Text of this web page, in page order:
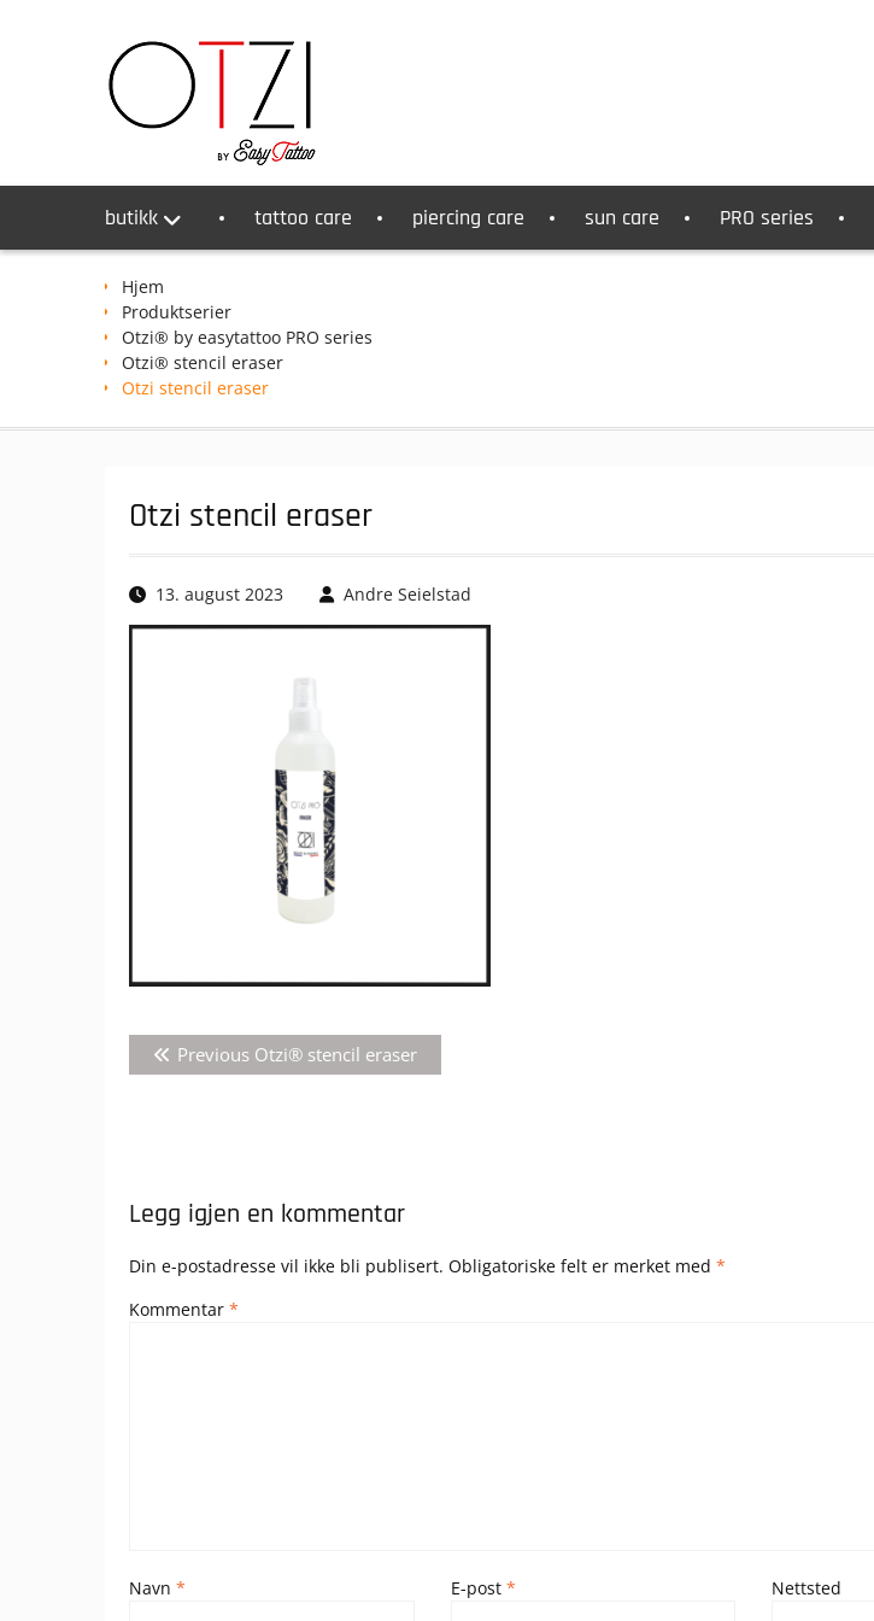
butikk tattoo care piercing care sun care PRO series
Hjem
Produktserier
Otzi® by easytattoo PRO series
Otzi® stencil eraser
Otzi stencil eraser
Otzi stencil eraser
13. august 2023 Andre Seielstad
Innleggsnavigasjon
Previous Previous
post:
Otzi® stencil eraser
Legg igjen en kommentar
Din e-postadresse vil ikke bli publisert. Obligatoriske felt er merket med *
Kommentar *
Navn * E-post * Nettsted